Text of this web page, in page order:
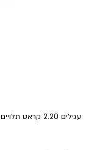
עגילים 2.20 קראט תלויים משובצים יהלומים לבחירה